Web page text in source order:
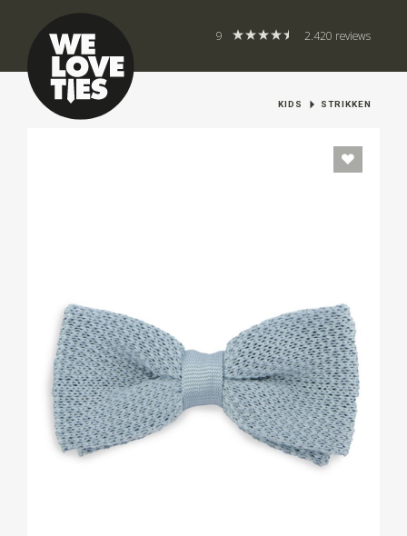
9 2.420 reviews
KIDS STRIKKEN